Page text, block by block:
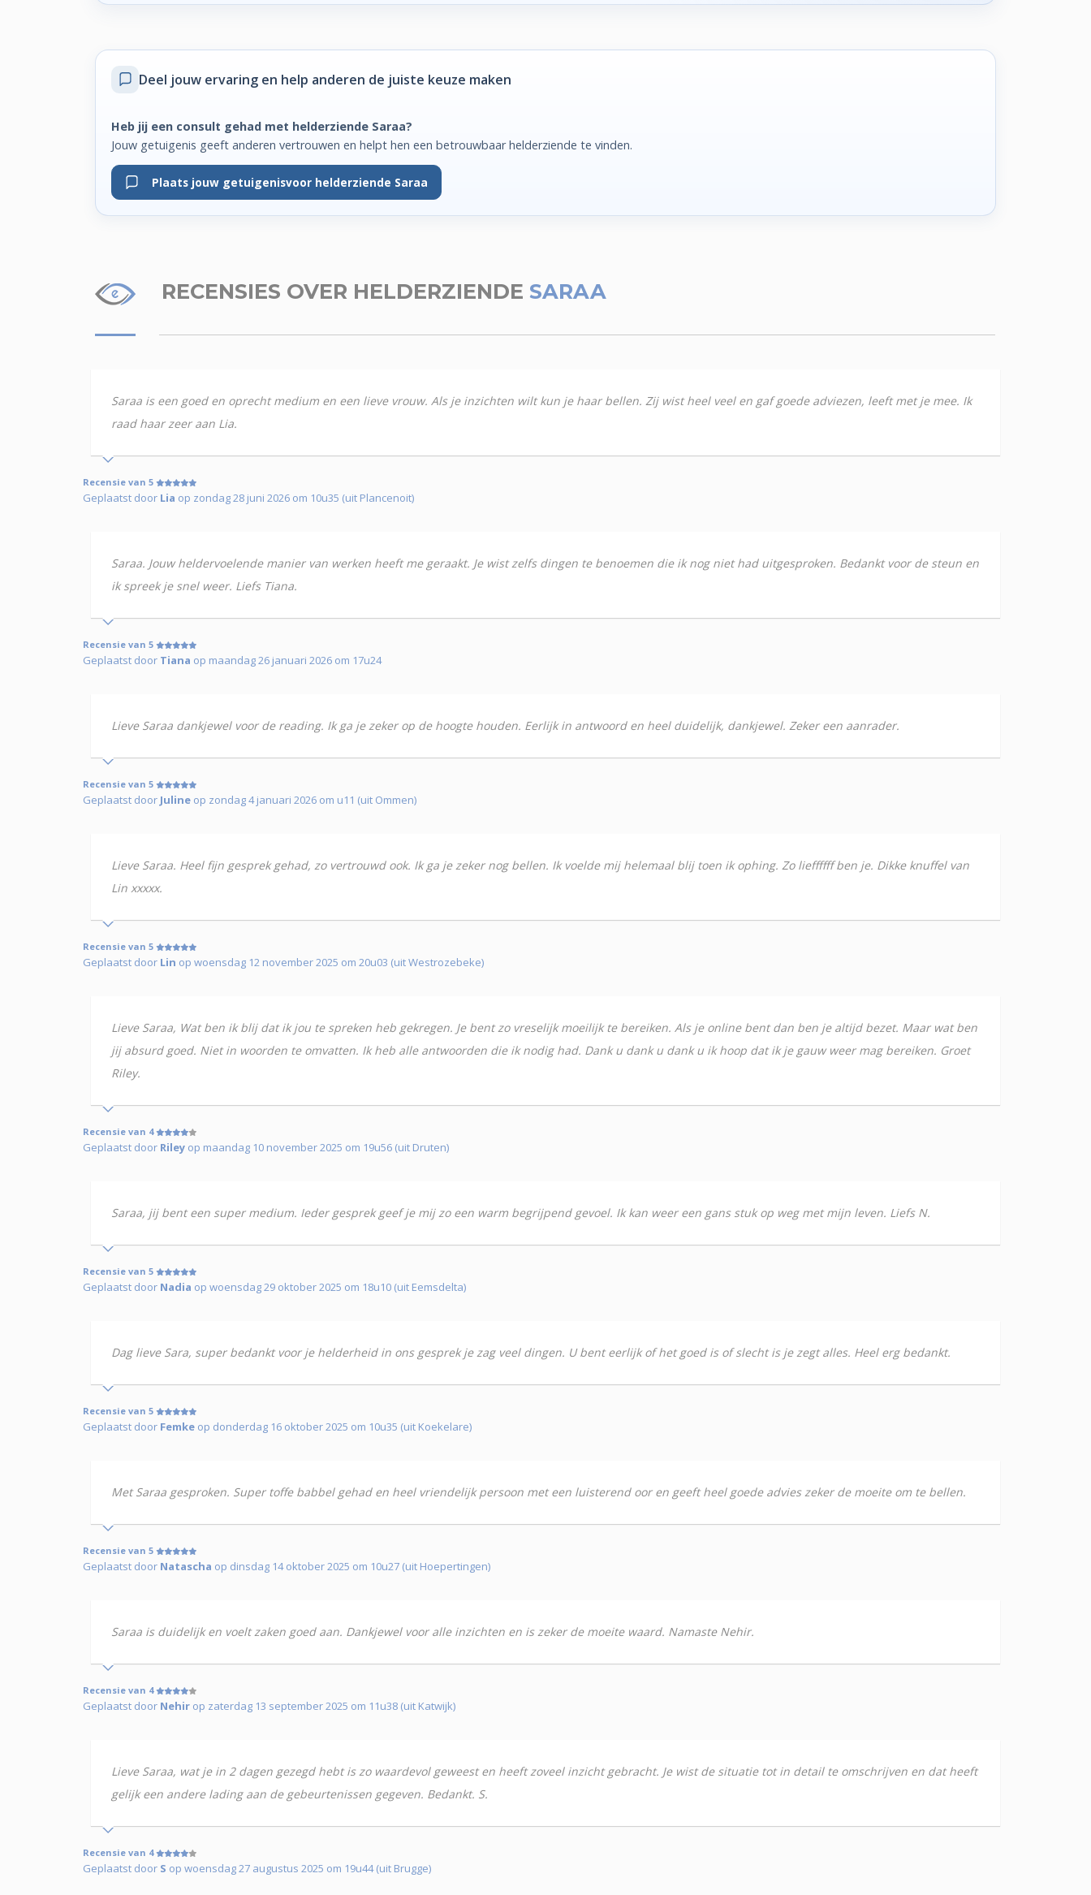
Deel jouw ervaring en help anderen de juiste keuze maken
Heb jij een consult gehad met helderziende Saraa?
Jouw getuigenis geeft anderen vertrouwen en helpt hen een betrouwbaar helderziende te vinden.
Plaats jouw getuigenisvoor helderziende Saraa
RECENSIES OVER HELDERZIENDE SARAA
Saraa is een goed en oprecht medium en een lieve vrouw. Als je inzichten wilt kun je haar bellen. Zij wist heel veel en gaf goede adviezen, leeft met je mee. Ik
raad haar zeer aan Lia.
Recensie van 5
Geplaatst door Lia op zondag 28 juni 2026 om 10u35 (uit Plancenoit)
Saraa. Jouw heldervoelende manier van werken heeft me geraakt. Je wist zelfs dingen te benoemen die ik nog niet had uitgesproken. Bedankt voor de steun en
ik spreek je snel weer. Liefs Tiana.
Recensie van 5
Geplaatst door Tiana op maandag 26 januari 2026 om 17u24
Lieve Saraa dankjewel voor de reading. Ik ga je zeker op de hoogte houden. Eerlijk in antwoord en heel duidelijk, dankjewel. Zeker een aanrader.
Recensie van 5
Geplaatst door Juline op zondag 4 januari 2026 om u11 (uit Ommen)
Lieve Saraa. Heel fijn gesprek gehad, zo vertrouwd ook. Ik ga je zeker nog bellen. Ik voelde mij helemaal blij toen ik ophing. Zo lieffffff ben je. Dikke knuffel van
Lin xxxxx.
Recensie van 5
Geplaatst door Lin op woensdag 12 november 2025 om 20u03 (uit Westrozebeke)
Lieve Saraa, Wat ben ik blij dat ik jou te spreken heb gekregen. Je bent zo vreselijk moeilijk te bereiken. Als je online bent dan ben je altijd bezet. Maar wat ben
jij absurd goed. Niet in woorden te omvatten. Ik heb alle antwoorden die ik nodig had. Dank u dank u dank u ik hoop dat ik je gauw weer mag bereiken. Groet
Riley.
Recensie van 4
Geplaatst door Riley op maandag 10 november 2025 om 19u56 (uit Druten)
Saraa, jij bent een super medium. Ieder gesprek geef je mij zo een warm begrijpend gevoel. Ik kan weer een gans stuk op weg met mijn leven. Liefs N.
Recensie van 5
Geplaatst door Nadia op woensdag 29 oktober 2025 om 18u10 (uit Eemsdelta)
Dag lieve Sara, super bedankt voor je helderheid in ons gesprek je zag veel dingen. U bent eerlijk of het goed is of slecht is je zegt alles. Heel erg bedankt.
Recensie van 5
Geplaatst door Femke op donderdag 16 oktober 2025 om 10u35 (uit Koekelare)
Met Saraa gesproken. Super toffe babbel gehad en heel vriendelijk persoon met een luisterend oor en geeft heel goede advies zeker de moeite om te bellen.
Recensie van 5
Geplaatst door Natascha op dinsdag 14 oktober 2025 om 10u27 (uit Hoepertingen)
Saraa is duidelijk en voelt zaken goed aan. Dankjewel voor alle inzichten en is zeker de moeite waard. Namaste Nehir.
Recensie van 4
Geplaatst door Nehir op zaterdag 13 september 2025 om 11u38 (uit Katwijk)
Lieve Saraa, wat je in 2 dagen gezegd hebt is zo waardevol geweest en heeft zoveel inzicht gebracht. Je wist de situatie tot in detail te omschrijven en dat heeft
gelijk een andere lading aan de gebeurtenissen gegeven. Bedankt. S.
Recensie van 4
Geplaatst door S op woensdag 27 augustus 2025 om 19u44 (uit Brugge)